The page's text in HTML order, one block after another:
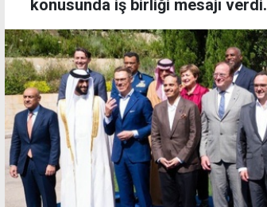
konusunda iş birliği mesajı verdi.